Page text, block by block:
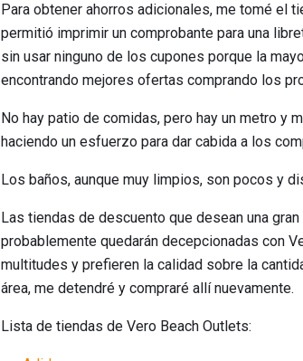
Para obtener ahorros adicionales, me tomé el
permitió imprimir un comprobante para una
sin usar ninguno de los cupones porque la
encontrando mejores ofertas comprando los
No hay patio de comidas, pero hay un metro y
haciendo un esfuerzo para dar cabida a los
Los baños, aunque muy limpios, son pocos y
Las tiendas de descuento que desean una
probablemente quedarán decepcionadas con
multitudes y prefieren la calidad sobre la
área, me detendré y compraré allí nuevamente.
Lista de tiendas de Vero Beach Outlets: